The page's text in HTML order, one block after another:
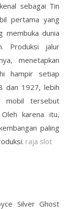
sebagai Tin
pertama yang
membuka dunia
Produksi jalur
menetapkan
hampir setiap
dan 1927, lebih
tersebut
karena itu,
paling
raja slot
Silver Ghost